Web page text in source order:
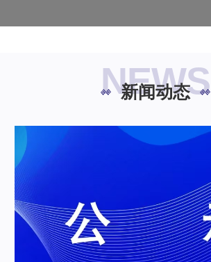
NEWS
新闻动态